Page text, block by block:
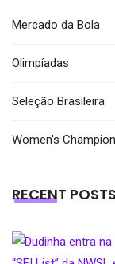
Mercado da Bola
Olimpíadas
Seleção Brasileira
Women's
RECENT POSTS